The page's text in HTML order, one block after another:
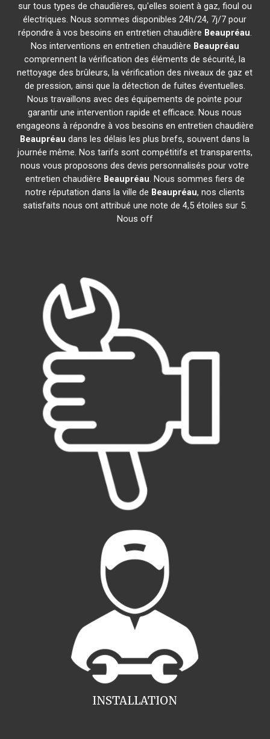
sur tous types de chaudières, qu'elles soient à gaz, fioul ou
électriques. Nous sommes disponibles 24h/24, 7j/7 pour
répondre à vos besoins en entretien chaudière Beaupréau.
Nos interventions en entretien chaudière Beaupréau
comprennent la vérification des éléments de sécurité, la
nettoyage des brûleurs, la vérification des niveaux de gaz et
de pression, ainsi que la détection de fuites éventuelles.
Nous travaillons avec des équipements de pointe pour
garantir une intervention rapide et efficace. Nous nous
engageons à répondre à vos besoins en entretien chaudière
Beaupréau dans les délais les plus brefs, souvent dans la
journée même. Nos tarifs sont compétitifs et transparents,
nous vous proposons des devis personnalisés pour votre
entretien chaudière Beaupréau. Nous sommes fiers de
notre réputation dans la ville de Beaupréau, nos clients
satisfaits nous ont attribué une note de 4,5 étoiles sur 5.
Nous off
INSTALLATION